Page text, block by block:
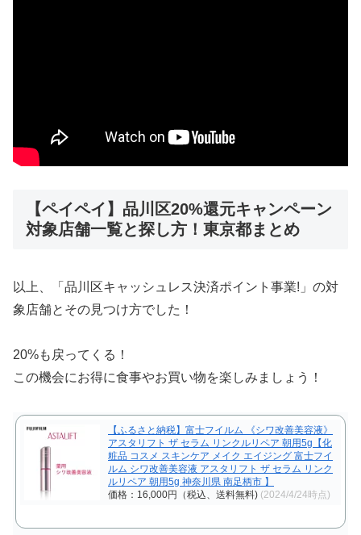
【ペイペイ】品川区20%還元キャンペーン
対象店舗一覧と探し方！東京都まとめ
以上、「品川区キャッシュレス決済ポイント事業!」の対
象店舗とその見つけ方でした！
20%も戻ってくる！
この機会にお得に食事やお買い物を楽しみましょう！
【ふるさと納税】富士フイルム 《シワ改善美容液》
アスタリフト ザ セラム リンクルリペア 朝用5g【化
粧品 コスメ スキンケア メイク エイジング 富士フイ
ルム シワ改善美容液 アスタリフト ザ セラム リンク
ルリペア 朝用5g 神奈川県 南足柄市 】
価格：16,000円（税込、送料無料) (2024/4/24時点)